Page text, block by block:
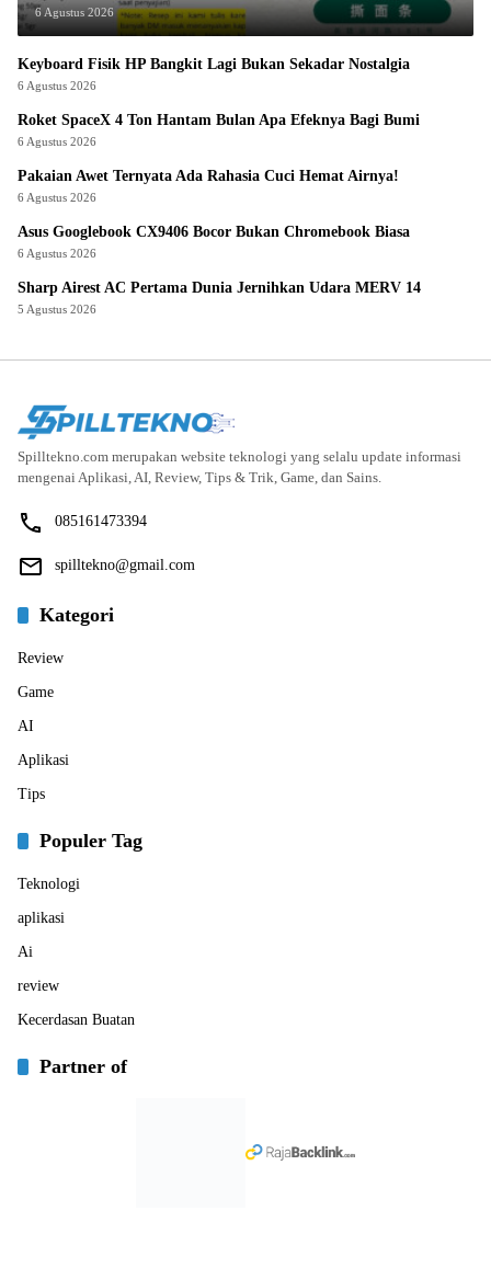
6 Agustus 2026
Keyboard Fisik HP Bangkit Lagi Bukan Sekadar Nostalgia
6 Agustus 2026
Roket SpaceX 4 Ton Hantam Bulan Apa Efeknya Bagi Bumi
6 Agustus 2026
Pakaian Awet Ternyata Ada Rahasia Cuci Hemat Airnya!
6 Agustus 2026
Asus Googlebook CX9406 Bocor Bukan Chromebook Biasa
6 Agustus 2026
Sharp Airest AC Pertama Dunia Jernihkan Udara MERV 14
5 Agustus 2026
Spilltekno.com merupakan website teknologi yang selalu update informasi
mengenai Aplikasi, AI, Review, Tips & Trik, Game, dan Sains.
085161473394
spilltekno@gmail.com
Kategori
Review
Game
AI
Aplikasi
Tips
Populer Tag
Teknologi
aplikasi
Ai
review
Kecerdasan Buatan
Partner of